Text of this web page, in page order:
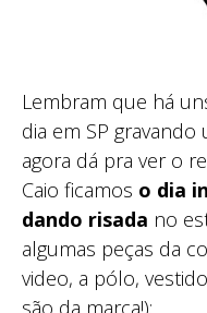
Lembram que há
dia em SP gravando
agora dá pra ver o
Caio ficamos o dia
dando risada no
algumas peças da
video, a pólo,
são da marca!):